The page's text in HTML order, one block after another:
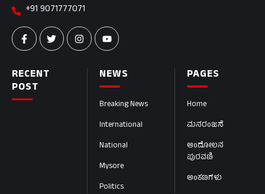
PAGES
Home
ಮನರಂಜನೆ
ಆಂದೋಲನ
ಪುರವಣಿ
ಅಂಕಣಗಳು
NEWS
Breaking News
International
National
Mysore
Politics
RECENT
POST
+91 9071777071